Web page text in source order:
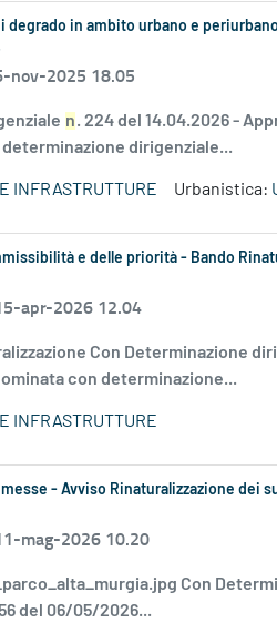
degrado in ambito urbano e
nov-2025 18.05
n. 224 del 14.04.2026 -
dirigenziale...
INFRASTRUTTURE Urbanistica:
e delle priorità - Bando
apr-2026 12.04
Con Determinazione
con determinazione...
INFRASTRUTTURE
- Avviso Rinaturalizzazione dei
mag-2026 10.20
Con
del 06/05/2026...